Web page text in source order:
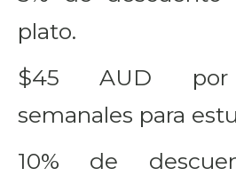
plato.
$45 AUD por
semanales para
10% de